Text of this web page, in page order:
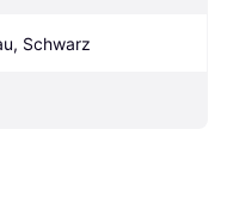
Schwarz